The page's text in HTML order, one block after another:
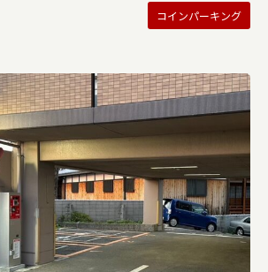
コインパーキング